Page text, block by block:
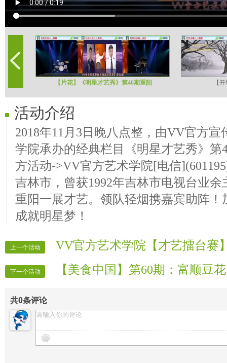
【片花】《明星才艺秀》第46期重阳 【
活动介绍
2018年11月3日晚八点整，由VV官方
学院承办的经典栏目《明星才艺秀》
方活动->VV官方艺术学院[电信
吉林市，曾获1992年吉林市电视台业
重阳一展才艺。领队轻烟携嘉宾助阵
成就明星梦！
上一个活动 VV官方艺术学院【才艺擂台赛
下一个活动 【美食中国】第60期：富顺豆花
共0条评论